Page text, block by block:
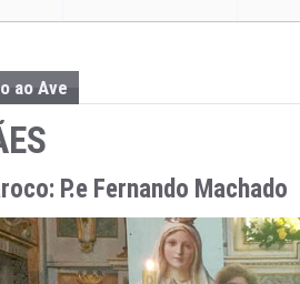
ao Ave
P.e Fernando Machado